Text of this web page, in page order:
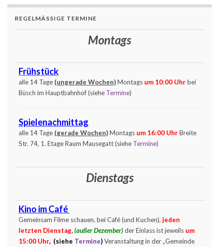
REGELMÄSSIGE TERMINE
Montags
Frühstück
alle 14 Tage (ungerade Wochen)Montags um 10:00 Uhrbei
Büsch im Hauptbahnhof (siehe Termine)
Spielenachmittag
alle 14 Tage (gerade Wochen)Montags um 16:00 UhrBreite
Str. 74, 1. Etage Raum Mausegatt (siehe Termine)
Dienstags
Kino im Café
Gemeinsam Filme schauen, bei Café (und Kuchen), jeden
letzten Dienstag,(außer Dezember)der Einlass ist jeweils um
15:00 Uhr, (siehe Termine)Veranstaltung in der „Gemeinde